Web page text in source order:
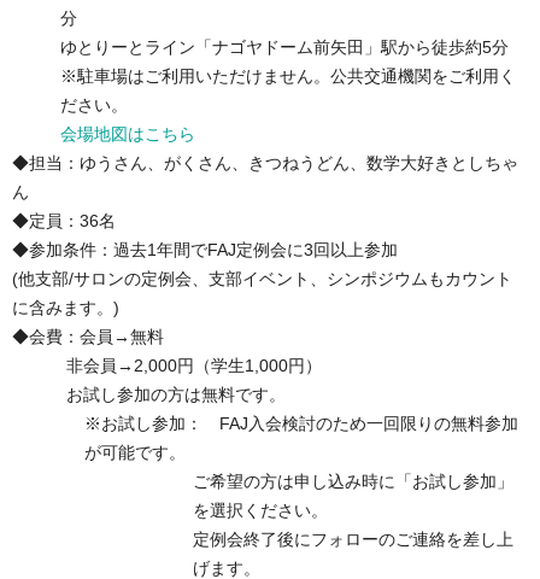
分
ゆとりーとライン「ナゴヤドーム前矢田」駅から徒歩約5分
※駐車場はご利用いただけません。公共交通機関をご利用く
ださい。
会場地図はこちら
◆担当：ゆうさん、がくさん、きつねうどん、数学大好きとしちゃ
ん
◆定員：36名
◆参加条件：過去1年間でFAJ定例会に3回以上参加
(他支部/サロンの定例会、支部イベント、シンポジウムもカウント
に含みます。)
◆会費：会員→無料
非会員→2,000円（学生1,000円）
お試し参加の方は無料です。
※お試し参加： FAJ入会検討のため一回限りの無料参加
が可能です。
ご希望の方は申し込み時に「お試し参加」
を選択ください。
定例会終了後にフォローのご連絡を差し上
げます。